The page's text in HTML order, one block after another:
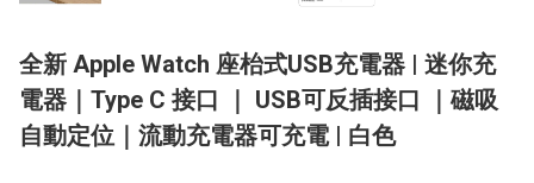
全新 Apple Watch 座枱式USB充電器 | 迷你充
電器｜Type C 接口 ｜ USB可反插接口 ｜磁吸
自動定位｜流動充電器可充電 | 白色